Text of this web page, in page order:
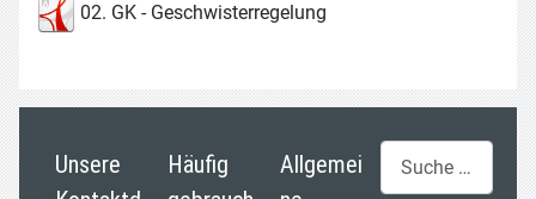
02. GK - Geschwisterregelung
Unsere
Häufig
Allgemei
Suchen